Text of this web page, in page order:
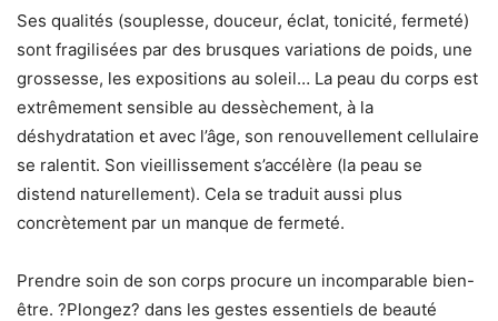
Ses qualités (souplesse, douceur, éclat, tonicité, fermeté)
sont fragilisées par des brusques variations de poids, une
grossesse, les expositions au soleil… La peau du corps est
extrêmement sensible au dessèchement, à la
déshydratation et avec l’âge, son renouvellement cellulaire
se ralentit. Son vieillissement s’accélère (la peau se
distend naturellement). Cela se traduit aussi plus
concrètement par un manque de fermeté.
Prendre soin de son corps procure un incomparable bien-
être. ?Plongez? dans les gestes essentiels de beauté